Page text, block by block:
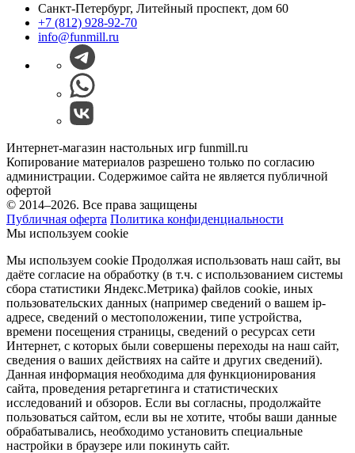
Санкт-Петербург, Литейный проспект, дом 60
+7 (812) 928-92-70
info@funmill.ru
Интернет-магазин настольных игр funmill.ru
Копирование материалов разрешено только по согласию
администрации. Содержимое сайта не является публичной
офертой
© 2014–2026. Все права защищены
Публичная оферта Политика конфиденциальности
Мы используем cookie
Мы используем cookie Продолжая использовать наш cайт, вы
даёте согласие на обработку (в т.ч. с использованием системы
сбора статистики Яндекс.Метрика) файлов cookie, иных
пользовательских данных (например сведений о вашем ip-
адресе, сведений о местоположении, типе устройства,
времени посещения страницы, сведений о ресурсах сети
Интернет, с которых были совершены переходы на наш сайт,
сведения о ваших действиях на сайте и других сведений).
Данная информация необходима для функционирования
сайта, проведения ретаргетинга и статистических
исследований и обзоров. Если вы согласны, продолжайте
пользоваться сайтом, если вы не хотите, чтобы ваши данные
обрабатывались, необходимо установить специальные
настройки в браузере или покинуть сайт.